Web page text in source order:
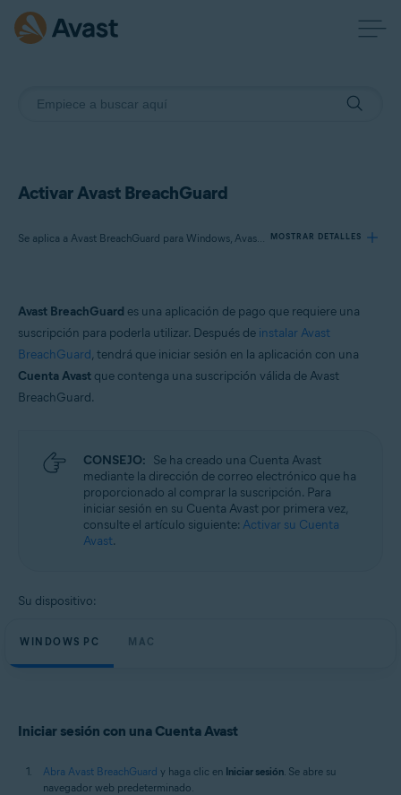
Activar Avast BreachGuard
Se aplica a Avast BreachGuard para Windows, Avast BreachGuard para Mac MOSTRAR DETALLES
Productos:
Avast BreachGuard 24.x para Windows
Sistemas operativos:
Microsoft Windows 8/Pro/Enterprise - 32 o 64 bits
Microsoft Windows 7 Home Basic/Home
Premium/Professional/Enterprise/Ultimate - Service Pack 1, 32 o 64 bits
Apple macOS 14.x (Sonoma)
Apple macOS 13.x (Ventura)
Apple macOS 10.14.x (Mojave)
Avast BreachGuard es una aplicación de pago que requiere una
suscripción para poderla utilizar. Después de instalar Avast
BreachGuard, tendrá que iniciar sesión en la aplicación con una
Cuenta Avast que contenga una suscripción válida de Avast
BreachGuard.
CONSEJO: Se ha creado una Cuenta Avast
mediante la dirección de correo electrónico que ha
proporcionado al comprar la suscripción. Para
iniciar sesión en su Cuenta Avast por primera vez,
consulte el artículo siguiente: Activar su Cuenta
Avast.
Su dispositivo:
WINDOWS PC MAC
Iniciar sesión con una Cuenta Avast
Abra Avast BreachGuard y haga clic en Iniciar sesión. Se abre su
navegador web predeterminado.